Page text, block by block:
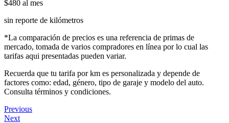
$480 al mes
sin reporte de kilómetros
*La comparación de precios es una referencia de primas de
mercado, tomada de varios compradores en línea por lo cual las
tarifas aqui presentadas pueden variar.
Recuerda que tu tarifa por km es personalizada y depende de
factores como: edad, género, tipo de garaje y modelo del auto.
Consulta términos y condiciones.
Previous
Next